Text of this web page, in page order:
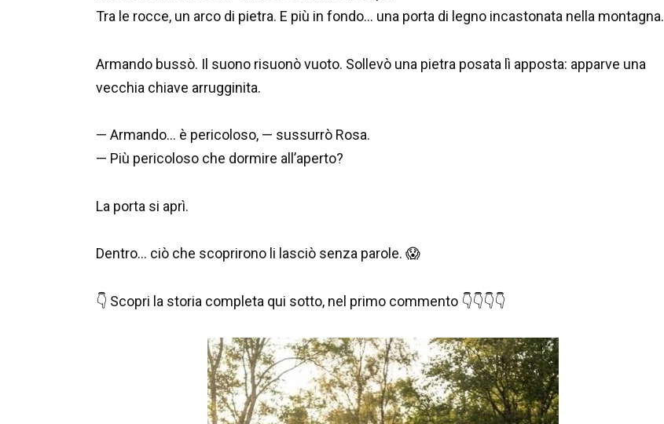
Tra le rocce, un arco di pietra. E più in fondo… una porta di legno incastonata nella montagna.
Armando bussò. Il suono risuonò vuoto. Sollevò una pietra posata lì apposta: apparve una
vecchia chiave arrugginita.
— Armando… è pericoloso, — sussurrò Rosa.
— Più pericoloso che dormire all’aperto?
La porta si aprì.
Dentro… ciò che scoprirono li lasciò senza parole. 😱
👇 Scopri la storia completa qui sotto, nel primo commento 👇👇👇👇